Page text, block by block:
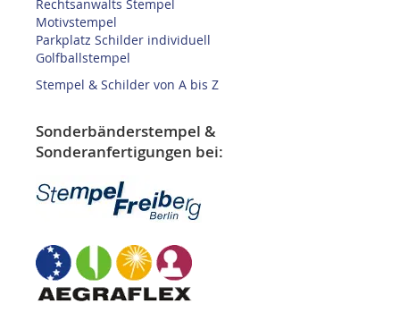
Rechtsanwalts Stempel
Motivstempel
Parkplatz Schilder individuell
Golfballstempel
Stempel & Schilder von A bis Z
Sonderbänderstempel &
Sonderanfertigungen bei: